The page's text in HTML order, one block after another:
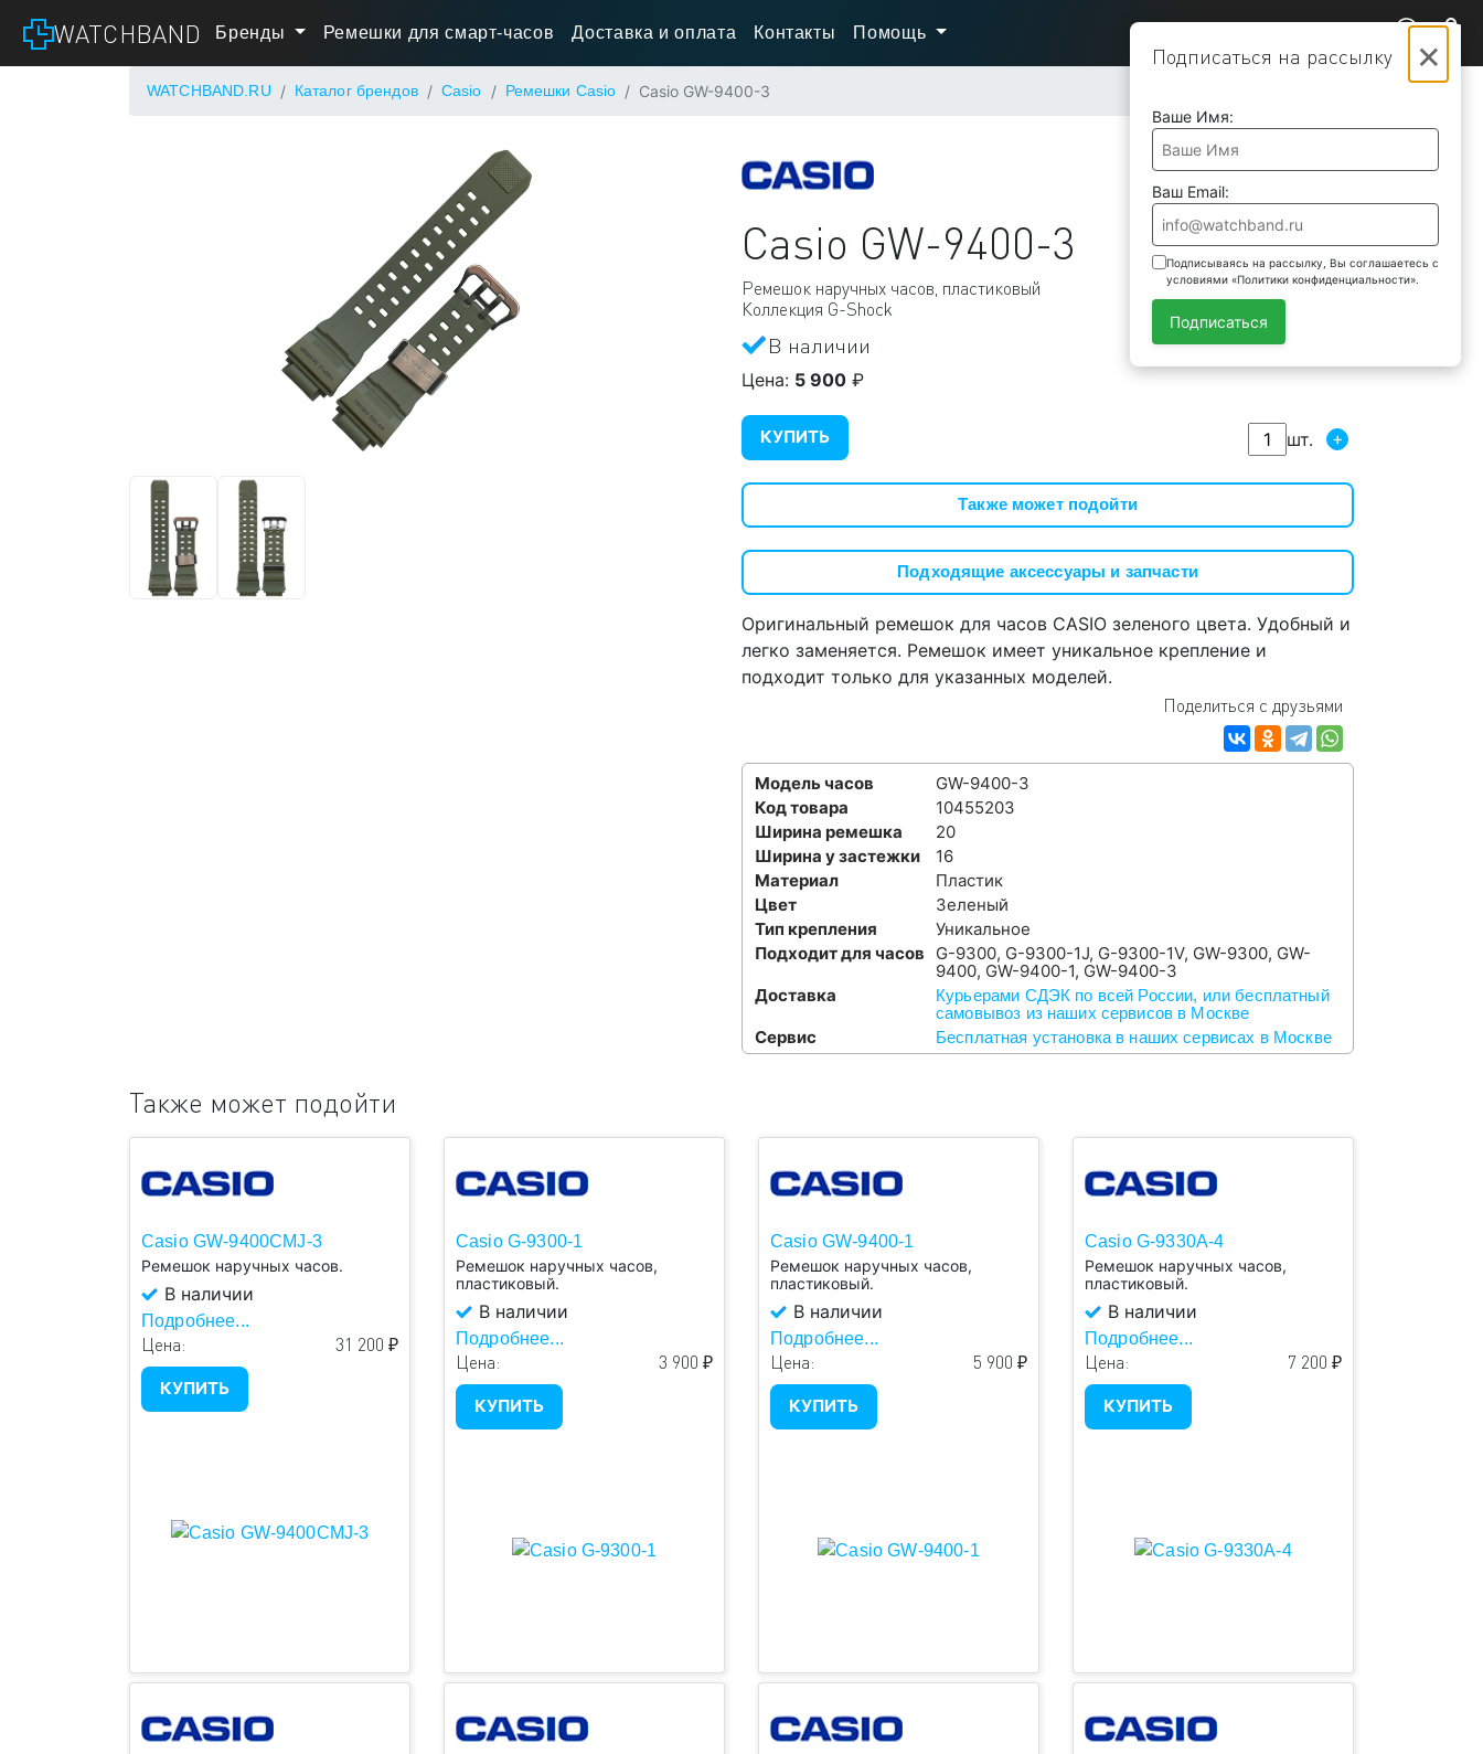
×
Подписаться на рассылку
Ваше Имя:
Ваш Email:
Подписываясь на рассылку, Вы соглашаетесь с
условиями «Политики конфиденциальности».
Подписаться
WATCHBAND Бренды Ремешки для смарт-часов Доставка и оплата Контакты Помощь
WATCHBAND.RU Каталог брендов Casio Ремешки Casio Casio GW-9400-3
Casio GW-9400-3
Ремешок наручных часов, пластиковый
Коллекция G-Shock
В наличии
Цена: 5 900 ₽
КУПИТЬ шт. +
Также может подойти
Подходящие аксессуары и запчасти
Оригинальный ремешок для часов CASIO зеленого цвета. Удобный и
легко заменяется. Ремешок имеет уникальное крепление и
подходит только для указанных моделей.
Поделиться с друзьями
Модель часов
GW-9400-3
Код товара
10455203
Ширина ремешка
20
Ширина у застежки
16
Материал
Пластик
Цвет
Зеленый
Тип крепления
Уникальное
Подходит для часов
G-9300, G-9300-1J, G-9300-1V, GW-9300, GW-
9400, GW-9400-1, GW-9400-3
Доставка
Курьерами СДЭК по всей России, или бесплатный
самовывоз из наших сервисов в Москве
Сервис Бесплатная установка в наших сервисах в Москве
Также может подойти
Casio GW-9400CMJ-3
Ремешок наручных часов.
В наличии
Подробнее...
Цена: 31 200 ₽
КУПИТЬ
Casio G-9300-1
Ремешок наручных часов,
пластиковый.
В наличии
Подробнее...
Цена: 3 900 ₽
КУПИТЬ
Casio GW-9400-1
Ремешок наручных часов,
пластиковый.
В наличии
Подробнее...
Цена: 5 900 ₽
КУПИТЬ
Casio G-9330A-4
Ремешок наручных часов,
пластиковый.
В наличии
Подробнее...
Цена: 7 200 ₽
КУПИТЬ